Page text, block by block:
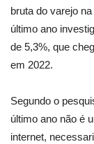
bruta do varejo
último ano
de 5,3%, que
em 2022.
Segundo o
último ano não é
internet,